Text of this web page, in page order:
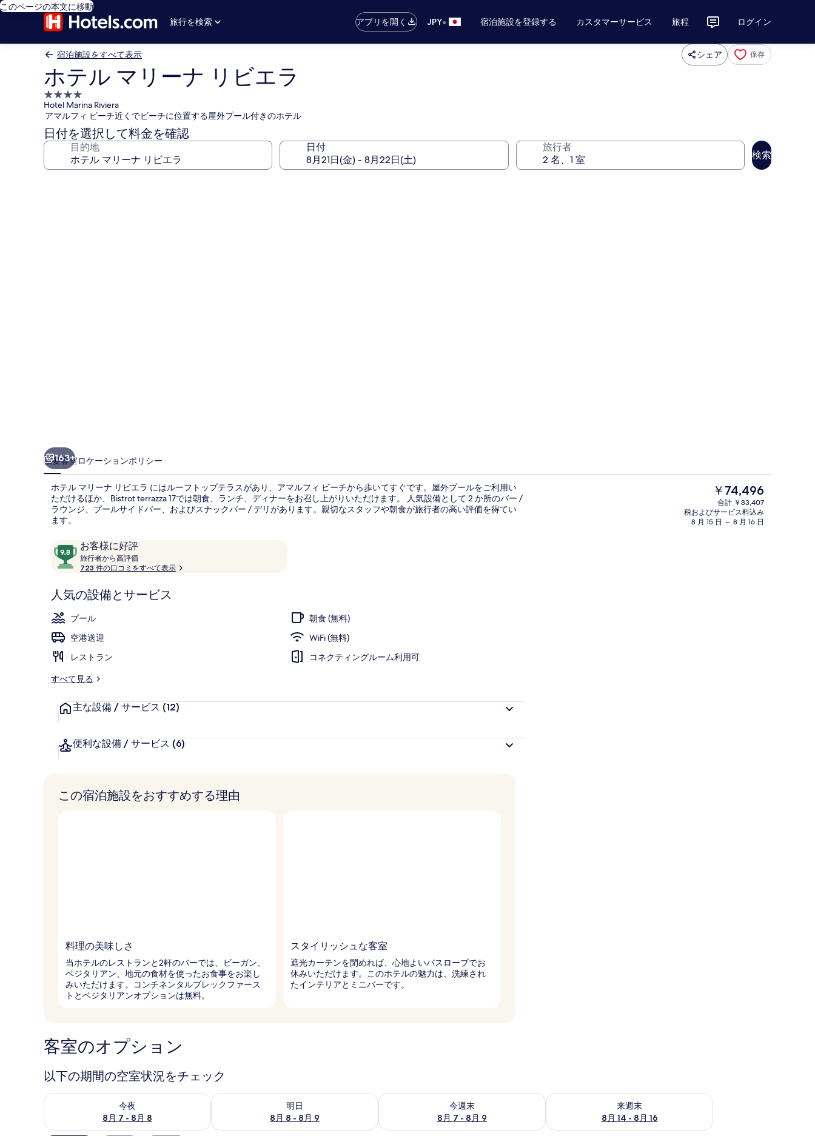
このページの本文に移動
旅行を検索
アプリを開く JPY• 宿泊施設を登録する カスタマーサービス 旅程 ログイン
宿泊施設をすべて表示 シェア 保存
ホテル マリーナ リビエラ
4.0
つ
星
宿
泊
Hotel Marina Riviera
アマルフィ ビーチ近くでビーチに位置する屋外プール付きのホテル
日付を選択して料金を確認
目的地 日付 旅行者
検索
ギ
ャ
ラ
リ
屋外プール
163+
概要客室ロケーションポリシー
ホテル マリーナ リビエラ にはルーフトップテラスがあり、アマルフィ ビーチから歩いてすぐです。屋外プールをご利用い
ただけるほか、Bistrot terrazza 17では朝食、ランチ、ディナーをお召し上がりいただけます。 人気設備として 2 か所のバー /
ラウンジ、プールサイドバー、およびスナックバー / デリがあります。親切なスタッフや朝食が旅行者の高い評価を得てい
ます。
口
コ
ミ
お客様に好評
10
段
階
9.8、
客
様
に
好
評
の
ミ
旅行者から高評価
行
723 件の口コミをすべて表示
人気の設備とサービス
プール
朝食 (無料)
空港送迎
WiFi (無料)
レストラン
コネクティングルーム利用可
すべて見る
主な設備 / サービス (12)
便利な設備 / サービス (6)
現
在
の
料
￥74,496
合計 ￥83,407
税およびサービス料込み
8 月 15 日 ～ 8 月 16 日
この宿泊施設をおすすめする理由
料理の美味しさ
当ホテルのレストランと2軒のバーでは、ビーガン、
ベジタリアン、地元の食材を使ったお食事をお楽し
みいただけます。コンチネンタルブレックファース
トとベジタリアンオプションは無料。
スタイリッシュな客室
遮光カーテンを閉めれば、心地よいバスローブでお
休みいただけます。このホテルの魅力は、洗練され
たインテリアとミニバーです。
客室のオプション
以下の期間の空室状況をチェック
今夜
8月 7 - 8月 8
今夜 8月 7 - 8月 8 の空室状況をチェック
明日
8月 8 - 8月 9
明日 8月 8 - 8月 9 の空室状況をチェック
今週末
8月 7 - 8月 9
今週末 8月 7 - 8月 9 の空室状況をチェック
来週末
8月 14 - 8月 16
来週末 8月 14 - 8月 16 の空室状況をチェック